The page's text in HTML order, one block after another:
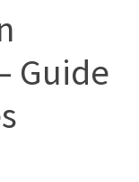
Guide